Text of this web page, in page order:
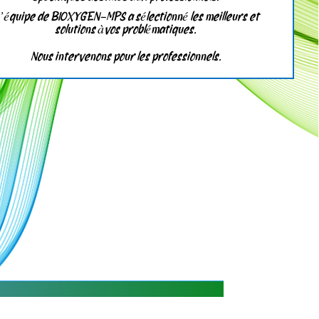
deBIOXYGEN-MPS a sélectionné les meilleurs et
solutions àvos problématiques.
Nous intervenons pour les professionnels.